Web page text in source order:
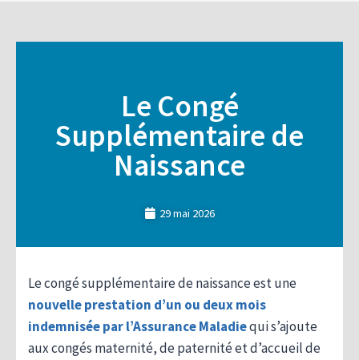
Le Congé
Supplémentaire de
Naissance
29 mai 2026
Le congé supplémentaire de naissance est une
nouvelle prestation d’un ou deux mois
indemnisée par l’Assurance Maladiequi s’ajoute
aux congés maternité, de paternité et d’accueil de